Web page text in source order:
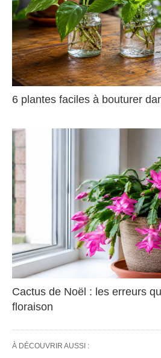
6 plantes faciles à bouturer
Cactus de Noël : les erreurs
floraison
À DÉCOUVRIR AUSSI :